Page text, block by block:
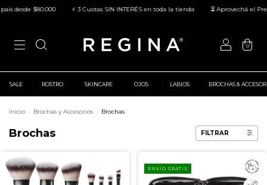
$80.000 ⚡ 3 Cuotas SIN INTERÉS en toda la tienda ⏳ Aprovechá el
0
SALE ROSTRO SKINCARE OJOS LABIOS BROCHAS &
Inicio . Brochas y Accesorios . Brochas
Brochas FILTRAR
ENVÍO GRATIS